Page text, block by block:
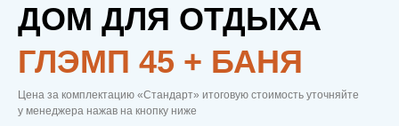
ДОМ ДЛЯ ОТДЫХА
ГЛЭМП 45 + БАНЯ
Цена за комплектацию «Стандарт» итоговую стоимость уточняйте
у менеджера нажав на кнопку ниже